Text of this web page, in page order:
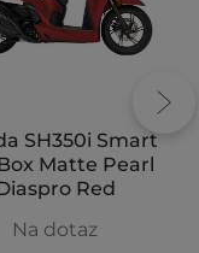
SH350i Smart
Matte Pearl
Red
Na dotaz